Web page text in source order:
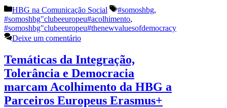
Categorias
HBG na Comunicação Social Etiquetas
#somoshbg,
#somoshbg"clubeeuropeu#acolhimento,
#somoshbg"clubeeuropeu#thenewvaluesofdemocracy
Deixe um comentário
Temáticas da Integração,
Tolerância e Democracia
marcam Acolhimento da HBG a
Parceiros Europeus Erasmus+